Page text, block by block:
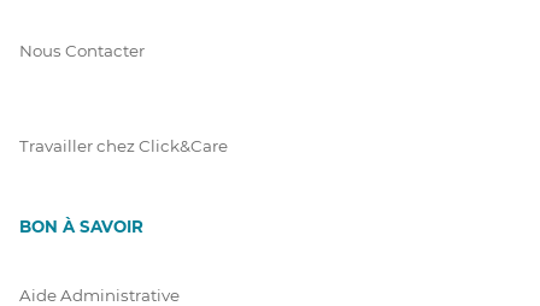
Nous Contacter
Travailler chez Click&Care
BON À SAVOIR
Aide Administrative